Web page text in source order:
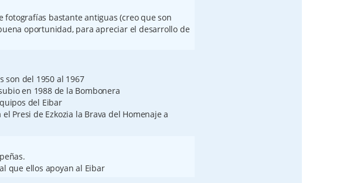
fotografías bastante antiguas (creo que son
oportunidad, para apreciar el desarrollo de
son del 1950 al 1967
en 1988 de la Bombonera
del Eibar
Presi de Ezkozia la Brava del Homenaje a
que ellos apoyan al Eibar